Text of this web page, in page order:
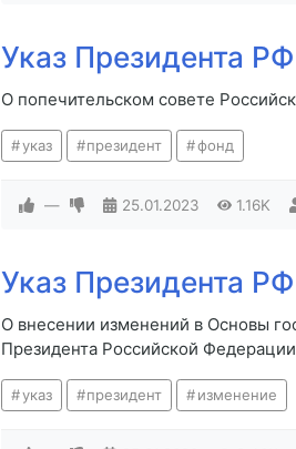
Указ Президента
О попечительском совете
указ президент фонд
— 25.01.2023 1.16K
Указ Президента
О внесении изменений в Основы
Президента Российской
указ президент изменение